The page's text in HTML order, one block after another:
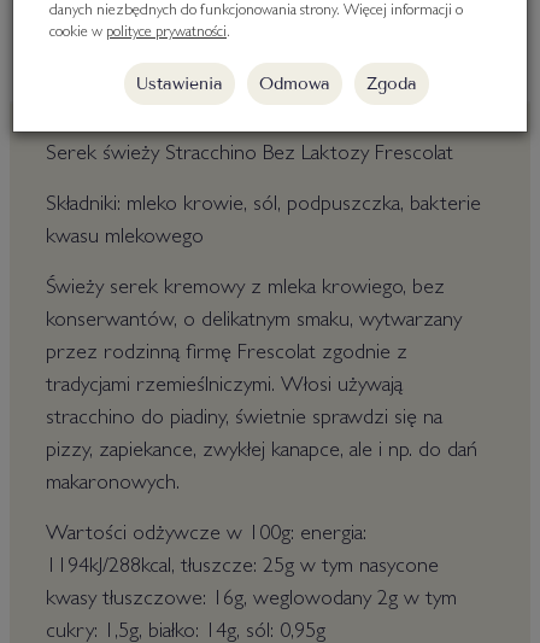
Serek świeży Stracchino Bez Laktozy Frescolat
Składniki: mleko krowie, sól, podpuszczka, bakterie
kwasu mlekowego
Świeży serek kremowy z mleka krowiego, bez
konserwantów, o delikatnym smaku, wytwarzany
przez rodzinną firmę Frescolat zgodnie z
tradycjami rzemieślniczymi. Włosi używają
stracchino do piadiny, świetnie sprawdzi się na
pizzy, zapiekance, zwykłej kanapce, ale i np. do dań
makaronowych.
Wartości odżywcze w 100g: energia:
1194kJ/288kcal, tłuszcze: 25g w tym nasycone
kwasy tłuszczowe: 16g, weglowodany 2g w tym
cukry: 1,5g, białko: 14g, sól: 0,95g
danych niezbędnych do funkcjonowania strony. Więcej informacji o
cookie w polityce prywatności.
Ustawienia Odmowa Zgoda